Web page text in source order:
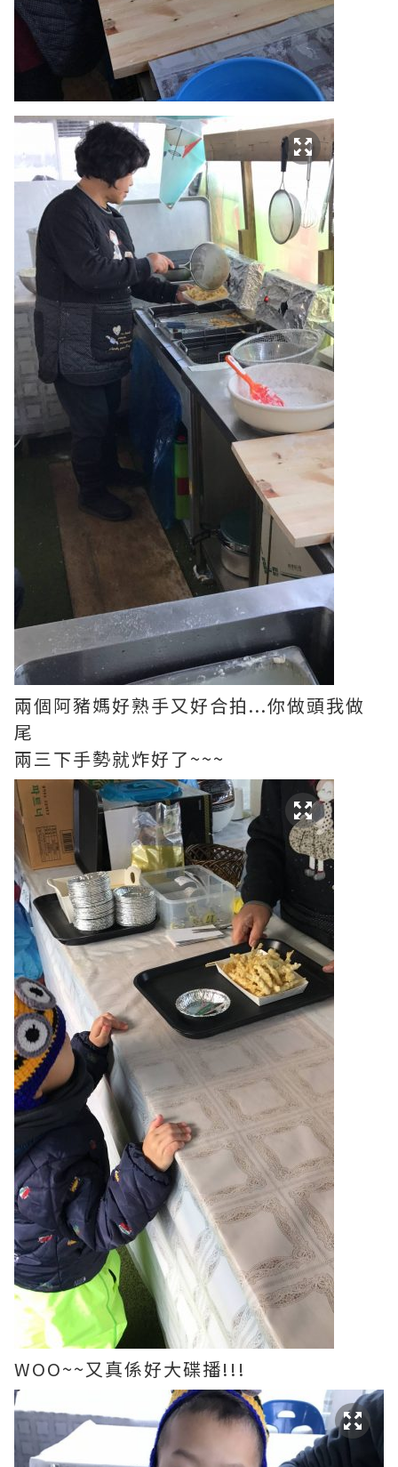
兩個阿豬媽好熟手又好合拍...你做頭我做
尾
兩三下手勢就炸好了~~~
WOO~~又真係好大碟播!!!